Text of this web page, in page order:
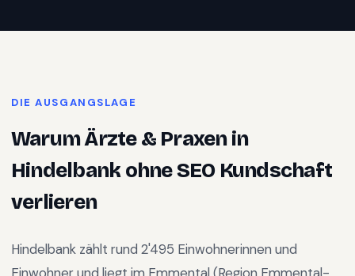
DIE AUSGANGSLAGE
WarumÄrzte & Praxenin
Hindelbankohne SEO Kundschaft
verlieren
Hindelbank zählt rund 2'495 Einwohnerinnen und